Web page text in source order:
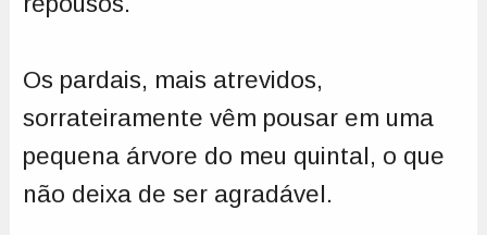
Os pardais, mais atrevidos,
sorrateiramente vêm pousar em uma
pequena árvore do meu quintal, o que
não deixa de ser agradável.